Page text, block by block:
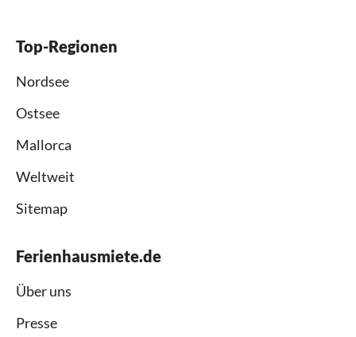
Top-Regionen
Nordsee
Ostsee
Mallorca
Weltweit
Sitemap
Ferienhausmiete.de
Über uns
Presse